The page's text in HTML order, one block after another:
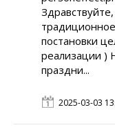
постановки
реализации )
праздни...
2025-03-03